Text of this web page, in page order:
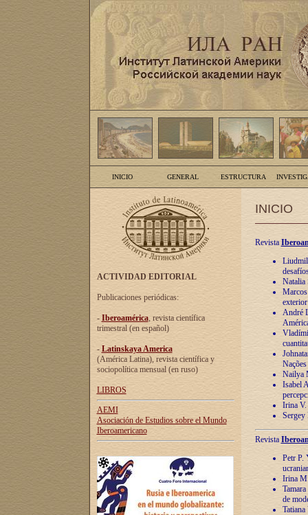
INICIO GENERAL ESTRUCTURA
ACTIVIDAD EDITORIAL
Publicaciones periódicas:
- Iberoamérica, revista científica
trimestral (en español)
- Latinskaya America
(América Latina), revista científica y
sociopolítica mensual (en ruso)
LIBROS
AEMI
Asociación de Estudios sobre el Mundo
Iberoamericano
INICIO
Revista
Natalia
André
Nailya
Isabel
Irina V.
Sergey
Revista
Petr P.
Irina
de